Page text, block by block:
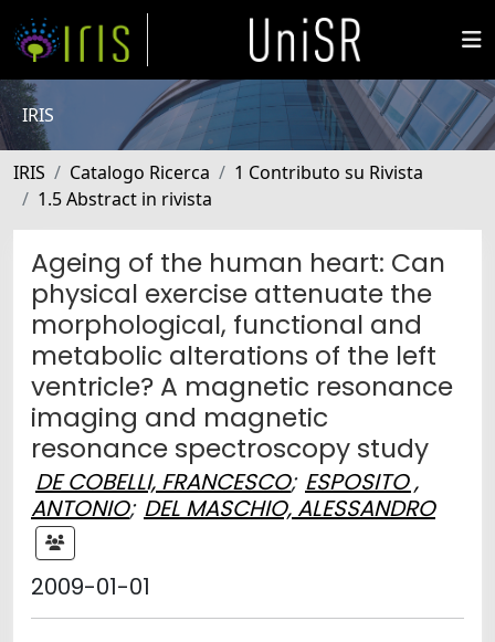
IRIS
IRIS Catalogo Ricerca
1 Contributo su Rivista
1.5 Abstract in rivista
Ageing of the human heart: Can
physical exercise attenuate the
morphological, functional and
metabolic alterations of the left
ventricle? A magnetic resonance
imaging and magnetic
resonance spectroscopy study
DE COBELLI, FRANCESCO; ESPOSITO ,
ANTONIO; DEL MASCHIO, ALESSANDRO
2009-01-01